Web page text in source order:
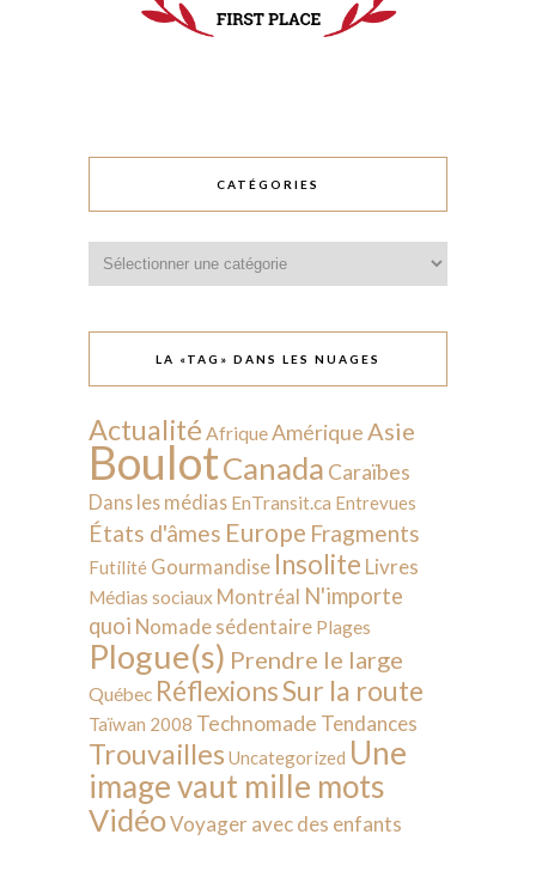
CATÉGORIES
LA «TAG» DANS LES NUAGES
Actualité AfriqueAmériqueAsie
BoulotCanada Caraïbes
Dans les médias EnTransit.ca Entrevues
États d'âmes Europe Fragments
Futilité Gourmandise Insolite Livres
Médias sociaux Montréal N'importe
quoi Nomade sédentaire Plages
Plogue(s) Prendre le large
Québec RéflexionsSur la route
Taïwan 2008 Technomade Tendances
Trouvailles Uncategorized Une
image vaut mille mots
VidéoVoyager avec des enfants